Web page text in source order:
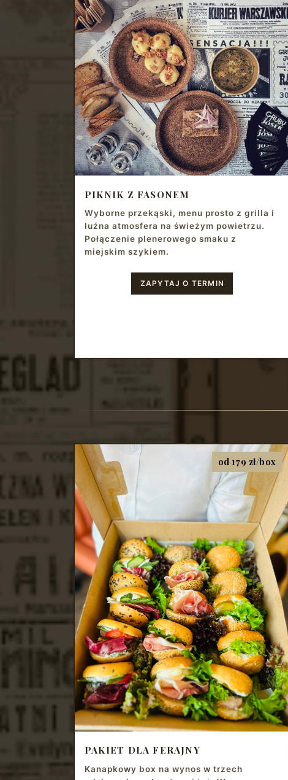
PIKNIK Z FASONEM
Wyborne przekąski, menu prosto z grilla i
luźna atmosfera na świeżym powietrzu.
Połączenie plenerowego smaku z
miejskim szykiem.
ZAPYTAJ O TERMIN
od 179 zł/box
PAKIET DLA FERAJNY
Kanapkowy box na wynos w trzech